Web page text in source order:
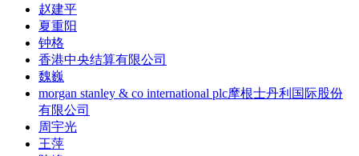
赵建平
夏重阳
钟格
香港中央结算有限公司
魏巍
morgan stanley & co international plc摩根士丹利国际股份
有限公司
周宇光
王萍